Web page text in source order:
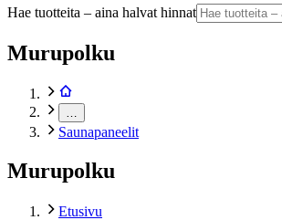
Hae tuotteita – aina halvat hinnat
Murupolku
Saunapaneelit
Murupolku
Etusivu